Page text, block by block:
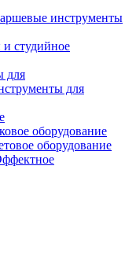
инструменты
студийное
для
для
оборудование
оборудование